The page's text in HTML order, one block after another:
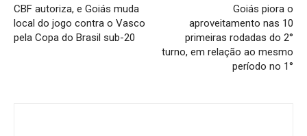
CBF autoriza, e Goiás muda
local do jogo contra o Vasco
pela Copa do Brasil sub-20
Goiás piora o
aproveitamento nas 10
primeiras rodadas do 2°
turno, em relação ao mesmo
período no 1°